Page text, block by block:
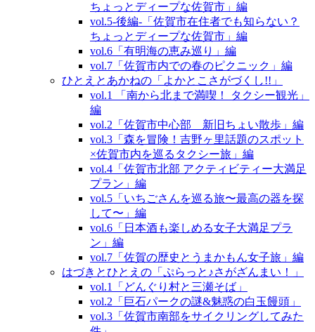
ちょっとディープな佐賀市」編
vol.5‐後編‐「佐賀市在住者でも知らない？
ちょっとディープな佐賀市」編
vol.6「有明海の恵み巡り」編
vol.7「佐賀市内での春のピクニック」編
ひとえとあかねの「よかとこさがづくし!!」
vol.1 「南から北まで満喫！ タクシー観光」
編
vol.2「佐賀市中心部 新旧ちょい散歩」編
vol.3「森を冒険！吉野ヶ里話題のスポット
×佐賀市内を巡るタクシー旅」編
vol.4「佐賀市北部 アクティビティー大満足
プラン」編
vol.5「いちごさんを巡る旅〜最高の器を探
して〜」編
vol.6「日本酒も楽しめる女子大満足プラ
ン」編
vol.7「佐賀の歴史とうまかもん女子旅」編
はづきとひとえの「ぷらっと♪さがざんまい！」
vol.1「どんぐり村と三瀬そば」
vol.2「巨石パークの謎&魅惑の白玉饅頭」
vol.3「佐賀市南部をサイクリングしてみた